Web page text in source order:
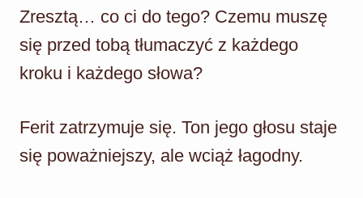
Zresztą… co ci do tego? Czemu muszę
się przed tobą tłumaczyć z każdego
kroku i każdego słowa?
Ferit zatrzymuje się. Ton jego głosu staje
się poważniejszy, ale wciąż łagodny.